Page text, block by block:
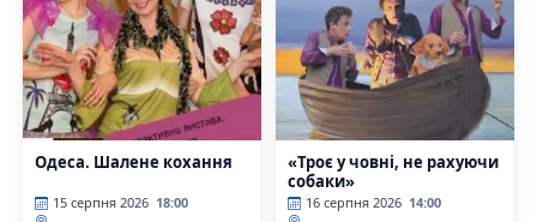
Одеса. Шалене кохання
15 серпня 2026 18:00
«Троє у човні, не рахуючи
собаки»
16 серпня 2026 14:00